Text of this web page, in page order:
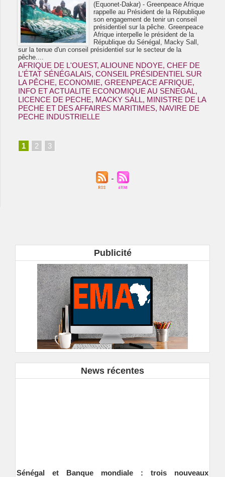
(Equonet-Dakar) - Greenpeace Afrique
rappelle au Président de la République
son engagement de tenir un conseil
présidentiel sur la pêche. Greenpeace
Afrique interpelle le président de la
République du Sénégal, Macky Sall,
sur la tenue d'un conseil présidentiel sur le secteur de la
pêche....
AFRIQUE DE L'OUEST, ALIOUNE NDOYE, CHEF DE
L'ÉTAT SÉNÉGALAIS, CONSEIL PRÉSIDENTIEL SUR
LA PÊCHE, ECONOMIE, GREENPEACE AFRIQUE,
INFO ET ACTUALITE ECONOMIQUE AU SENEGAL,
LICENCE DE PECHE, MACKY SALL, MINISTRE DE LA
PECHE ET DES AFFAIRES MARITIMES, NAVIRE DE
PECHE INDUSTRIELLE
1 2 3
Publicité
News récentes
financements pour résilience, connectivité et emploi